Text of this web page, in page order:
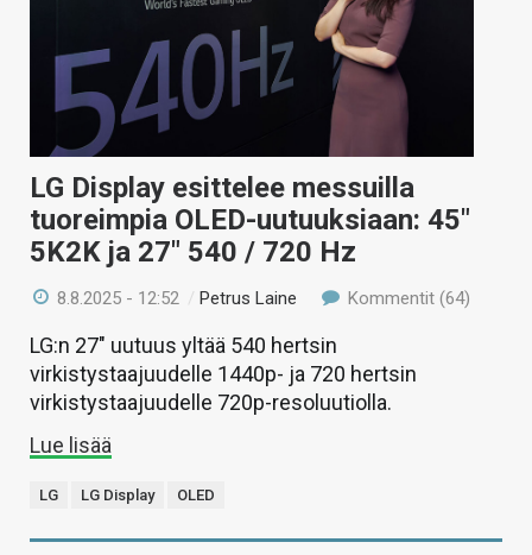
LG Display esittelee messuilla
tuoreimpia OLED-uutuuksiaan: 45″
5K2K ja 27″ 540 / 720 Hz
8.8.2025 - 12:52 /Petrus Laine Kommentit (64)
LG:n 27″ uutuus yltää 540 hertsin
virkistystaajuudelle 1440p- ja 720 hertsin
virkistystaajuudelle 720p-resoluutiolla.
Lue lisää
LG LG Display OLED